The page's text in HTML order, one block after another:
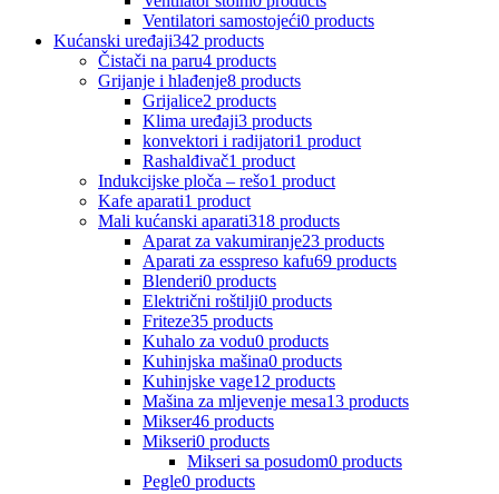
Ventilatori samostojeći0 products
Kućanski uređaji342 products
Čistači na paru4 products
Grijanje i hlađenje8 products
Grijalice2 products
Klima uređaji3 products
konvektori i radijatori1 product
Rashalđivač1 product
Indukcijske ploča – rešo1 product
Kafe aparati1 product
Mali kućanski aparati318 products
Aparat za vakumiranje23 products
Aparati za esspreso kafu69 products
Blenderi0 products
Električni roštilji0 products
Friteze35 products
Kuhalo za vodu0 products
Kuhinjska mašina0 products
Kuhinjske vage12 products
Mašina za mljevenje mesa13 products
Mikser46 products
Mikseri0 products
Mikseri sa posudom0 products
Pegle0 products